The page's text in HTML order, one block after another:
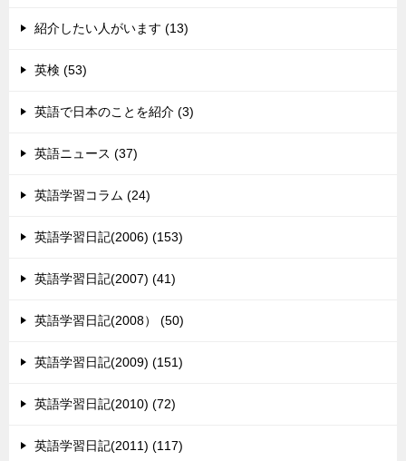
紹介したい人がいます (13)
英検 (53)
英語で日本のことを紹介 (3)
英語ニュース (37)
英語学習コラム (24)
英語学習日記(2006) (153)
英語学習日記(2007) (41)
英語学習日記(2008） (50)
英語学習日記(2009) (151)
英語学習日記(2010) (72)
英語学習日記(2011) (117)